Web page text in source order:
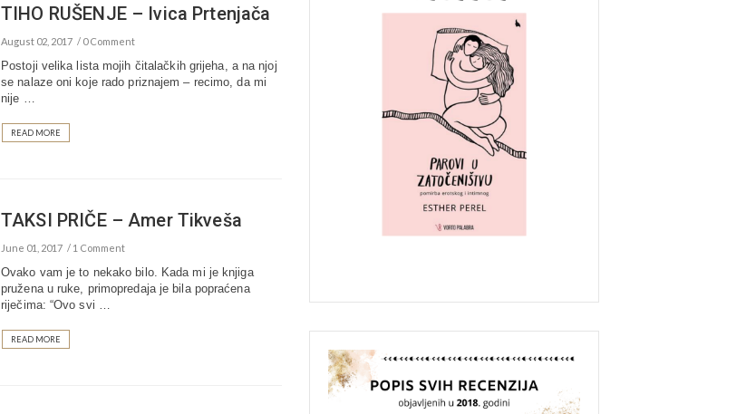
TIHO RUŠENJE – Ivica Prtenjača
August 02, 2017 0 Comment
Postoji velika lista mojih čitalačkih grijeha, a na njoj
se nalaze oni koje rado priznajem – recimo, da mi
nije …
READ MORE
TAKSI PRIČE – Amer Tikveša
June 01, 2017 1 Comment
Ovako vam je to nekako bilo. Kada mi je knjiga
pružena u ruke, primopredaja je bila popraćena
riječima: “Ovo svi …
READ MORE